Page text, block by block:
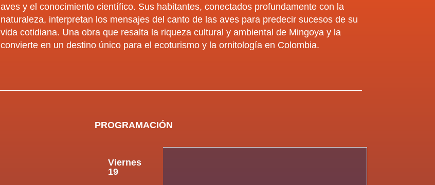
aves y el conocimiento científico. Sus habitantes, conectados profundamente con la
naturaleza, interpretan los mensajes del canto de las aves para predecir sucesos de su
vida cotidiana. Una obra que resalta la riqueza cultural y ambiental de Mingoya y la
convierte en un destino único para el ecoturismo y la ornitología en Colombia.
PROGRAMACIÓN
Viernes
19